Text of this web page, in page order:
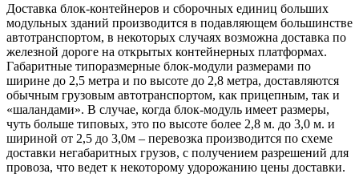
Доставка блок-контейнеров и сборочных единиц больших
модульных зданий производится в подавляющем большинстве
автотранспортом, в некоторых случаях возможна доставка по
железной дороге на открытых контейнерных платформах.
Габаритные типоразмерные блок-модули размерами по
ширине до 2,5 метра и по высоте до 2,8 метра, доставляются
обычным грузовым автотранспортом, как прицепным, так и
«шаландами». В случае, когда блок-модуль имеет размеры,
чуть больше типовых, это по высоте более 2,8 м. до 3,0 м. и
шириной от 2,5 до 3,0м – перевозка производится по схеме
доставки негабаритных грузов, с получением разрешений для
провоза, что ведет к некоторому удорожанию цены доставки.